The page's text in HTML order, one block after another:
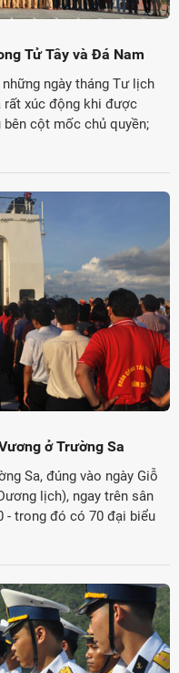
Tử Tây và Đá Nam
ngày tháng Tư lịch
rất xúc động khi được
cột mốc chủ quyền;
ở Trường Sa
Sa, đúng vào ngày Giỗ
lịch), ngay trên sân
- trong đó có 70 đại biểu